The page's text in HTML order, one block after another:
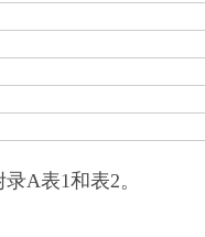
A表1和表2。